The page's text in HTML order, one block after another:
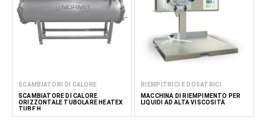
SCAMBIATORI DI CALORE
SCAMBIATORE DI CALORE
ORIZZONTALE TUBOLARE HEATEX
TUBE H
RIEMPITRICI E DOSATRICI
MACCHINA DI RIEMPIMENTO PER
LIQUIDI AD ALTA VISCOSITÀ